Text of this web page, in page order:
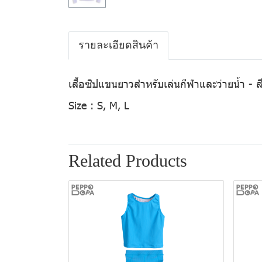
รายละเอียดสินค้า
เสื้อซิปแขนยาวสำหรับเล่นกีฬาและว่ายน้ำ -
Size : S, M, L
Related Products